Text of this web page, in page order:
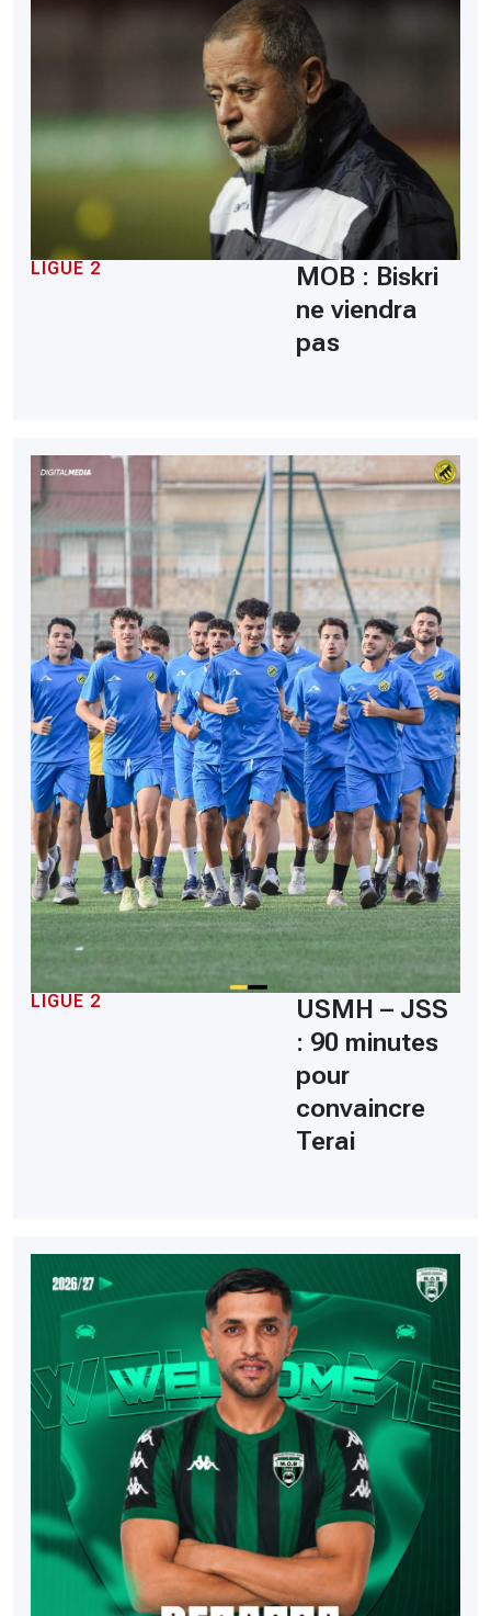
LIGUE 2
MOB : Biskri
ne viendra
pas
LIGUE 2
USMH – JSS
: 90 minutes
pour
convaincre
Terai